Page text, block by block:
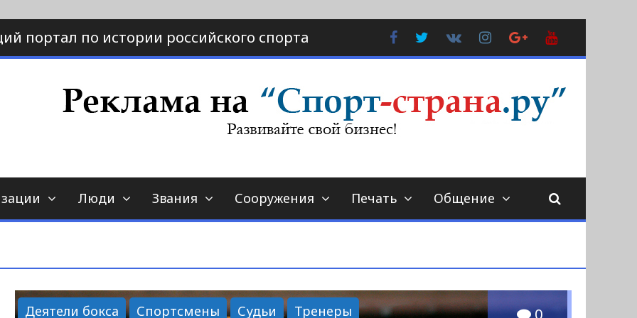
портал по истории российского спорта FacebookTwitter
Контакте
Instagram
Google
Plus
страна.ру
по истории спорта
Люди Звания Сооружения Печать Общение
Деятели бокса Спортсмены Судьи Тренеры 0